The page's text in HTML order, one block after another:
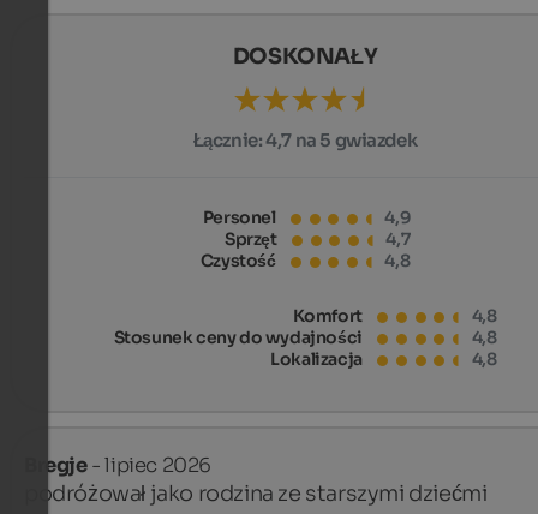
DOSKONAŁY
Łącznie:4,7 na 5 gwiazdek
Personel
4,9
Sprzęt
4,7
Czystość
4,8
Komfort
4,8
Stosunek ceny do wydajności
4,8
Lokalizacja
4,8
Bregje- lipiec 2026
podróżował jako rodzina ze starszymi dziećmi